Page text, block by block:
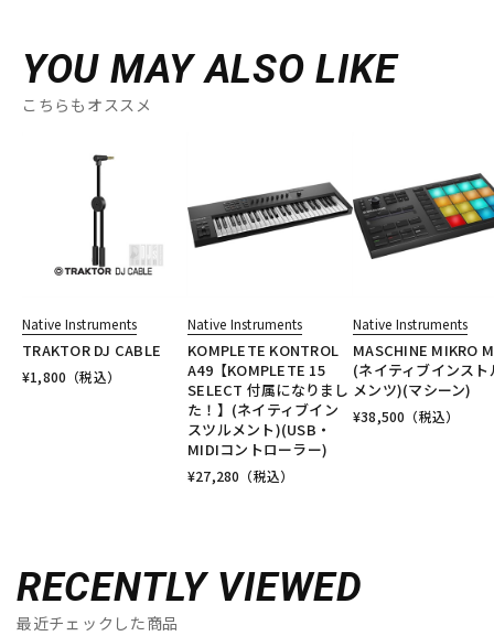
YOU MAY ALSO LIKE
こちらもオススメ
Native Instruments
TRAKTOR DJ CABLE
¥1,800 （税込）
Native Instruments
KOMPLETE KONTROL
A49【KOMPLETE 15
SELECT 付属になりまし
た！】(ネイティブイン
スツルメント)(USB・
MIDIコントローラー)
¥27,280 （税込）
Native Instruments
MASCHINE MIKRO
(ネイティブインスト
メンツ)(マシーン)
¥38,500 （税込）
RECENTLY VIEWED
最近チェックした商品